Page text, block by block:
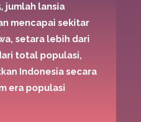
jumlah lansia
mencapai sekitar
setara lebih dari
total populasi,
Indonesia secara
era populasi